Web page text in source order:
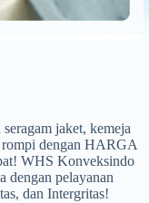
jaket, kemeja
rompi dengan HARGA
WHS Konveksindo
dengan pelayanan
dan Intergritas!